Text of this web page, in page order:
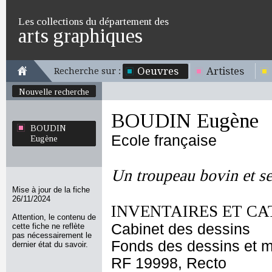
Les collections du département des
arts graphiques
Recherche sur : Oeuvres Artistes
Nouvelle recherche
BOUDIN
Eugène
Mise à jour de la fiche
26/11/2024
Attention, le contenu de
cette fiche ne reflète
pas nécessairement le
dernier état du savoir.
BOUDIN Eugène
Ecole française
Un troupeau bovin et
INVENTAIRES ET
Cabinet des dessins
Fonds des dessins et
RF 19998, Recto